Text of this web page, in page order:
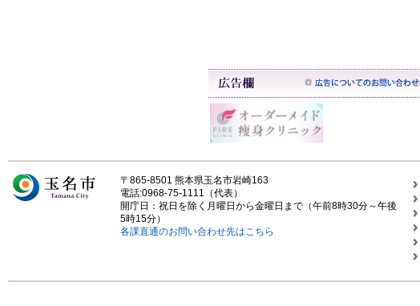
〒865-8501 熊本県玉名市岩崎163
電話:0968-75-1111（代表）
開庁日：祝日を除く月曜日から金曜日まで（午前8時30分～午後
5時15分）
各課直通のお問い合わせ先はこちら